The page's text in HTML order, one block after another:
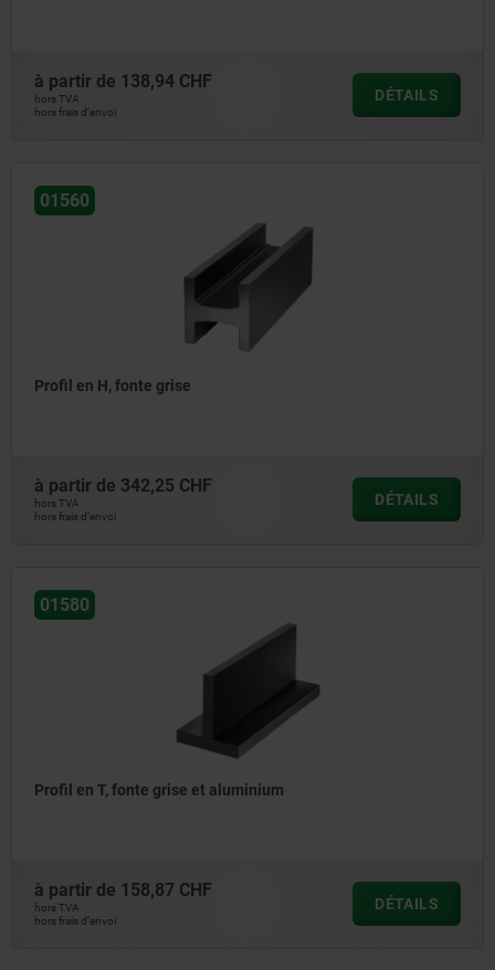
à partir de 138,94 CHF
hors TVA
hors frais d’envoi
DÉTAILS
01560
Profil en H, fonte grise
à partir de 342,25 CHF
hors TVA
hors frais d’envoi
DÉTAILS
01580
Profil en T, fonte grise et aluminium
à partir de 158,87 CHF
hors TVA
hors frais d’envoi
DÉTAILS